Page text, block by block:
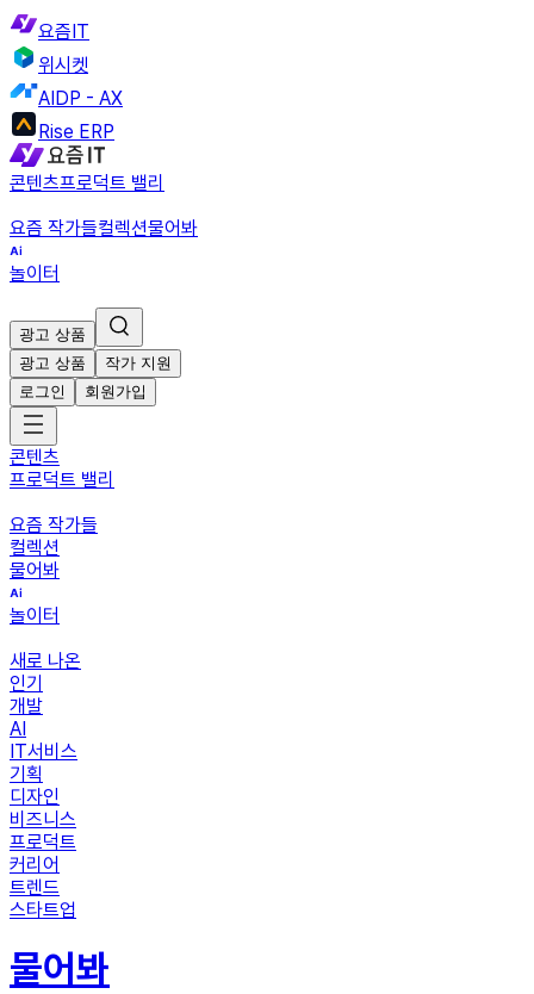
요즘IT
위시켓
AIDP - AX
Rise ERP
콘텐츠프로덕트 밸리
요즘 작가들컬렉션물어봐
놀이터
광고 상품
광고 상품
작가 지원
로그인
회원가입
콘텐츠
프로덕트 밸리
요즘 작가들
컬렉션
물어봐
놀이터
새로 나온
인기
개발
AI
IT서비스
기획
디자인
비즈니스
프로덕트
커리어
트렌드
스타트업
물어봐